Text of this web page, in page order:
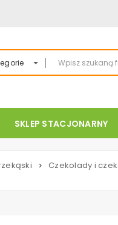
SKLEP STACJONARNY
> Czekolady i